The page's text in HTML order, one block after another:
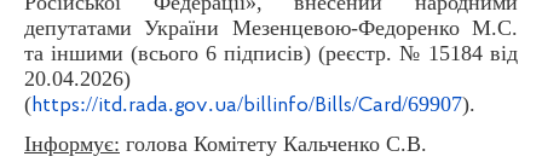
депутатами України Мезенцевою-Федоренко М.С.
та іншими (всього 6 підписів) (реєстр. № 15184 від
20.04.2026)
(https://itd.rada.gov.ua/billinfo/Bills/Card/69907).
Інформує: голова Комітету Кальченко С.В.